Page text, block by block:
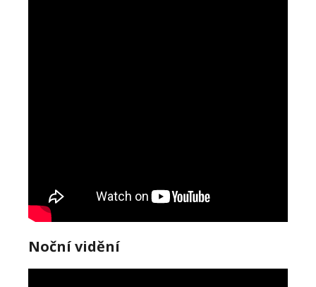
Noční vidění